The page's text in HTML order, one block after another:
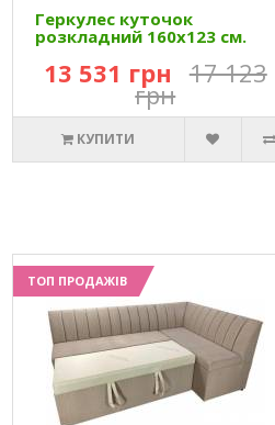
Геркулес куточок
розкладний 160х123 см.
13 531 грн 17 123
грн
КУПИТИ
ТОП ПРОДАЖІВ